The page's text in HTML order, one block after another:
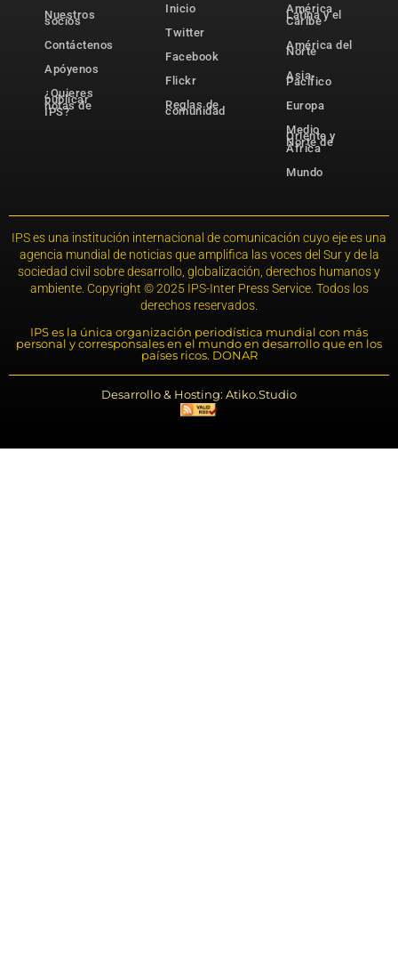
Nuestros
socios
Contáctenos
Apóyenos
¿Quieres
publicar
notas de
IPS?
Inicio
Twitter
Facebook
Flickr
Reglas de
comunidad
América
Latina y el
Caribe
América del
Norte
Asia-
Pacífico
Europa
Medio
Oriente y
Norte de
África
Mundo
IPS es una institución internacional de comunicación cuyo eje es una
agencia mundial de noticias que amplifica las voces del Sur y de la
sociedad civil sobre desarrollo, globalización, derechos humanos y
ambiente. Copyright © 2025 IPS-Inter Press Service. Todos los
derechos reservados.
IPS es la única organización periodística mundial con más
personal y corresponsales en el mundo en desarrollo que en los
países ricos. DONAR
Desarrollo & Hosting: Atiko.Studio